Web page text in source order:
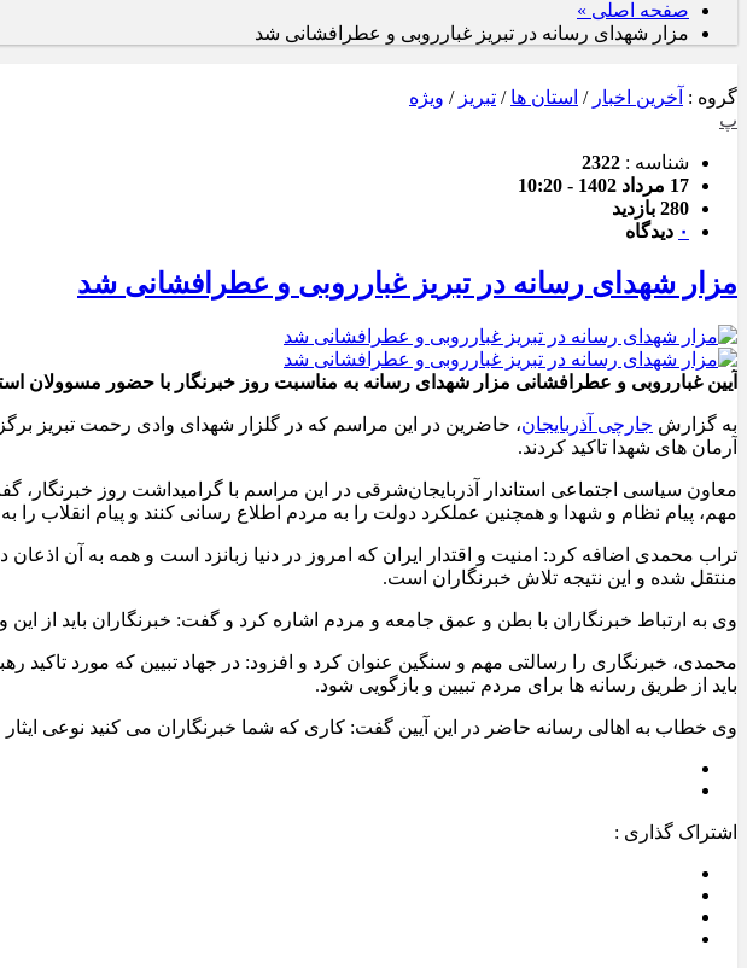
صفحه اصلی »
مزار شهدای رسانه در تبریز غبارروبی و عطرافشانی شد
گروه : آخرین اخبار / استان ها / تبریز / ویژه
پ
شناسه : 2322
17 مرداد 1402 - 10:20
280 بازدید
۰ دیدگاه
مزار شهدای رسانه در تبریز غبارروبی و عطرافشانی شد
آیین غبارروبی و عطرافشانی مزار شهدای رسانه به مناسبت روز خبرنگار با حضور مسوولان
به گزارش جارچی آذربایجان، حاضرین در این مراسم که در گلزار شهدای وادی رحمت تبریز
آرمان های شهدا تاکید کردند.
معاون سیاسی اجتماعی استاندار آذربایجان‌شرقی در این مراسم با گرامیداشت روز خبرنگار،
مهم، پیام نظام و شهدا و همچنین عملکرد دولت را به مردم اطلاع رسانی کنند و پیام انقلاب را
تراب محمدی اضافه کرد: امنیت و اقتدار ایران که امروز در دنیا زبانزد است و همه به آن
منتقل شده و این نتیجه تلاش خبرنگاران است.
وی به ارتباط خبرنگاران با بطن و عمق جامعه و مردم اشاره کرد و گفت: خبرنگاران باید از
محمدی، خبرنگاری را رسالتی مهم و سنگین عنوان کرد و افزود: در جهاد تبیین که مورد
باید از طریق رسانه ها برای مردم تبیین و بازگویی شود.
وی خطاب به اهالی رسانه حاضر در این آیین گفت: کاری که شما خبرنگاران می کنید نوعی
اشتراک گذاری :